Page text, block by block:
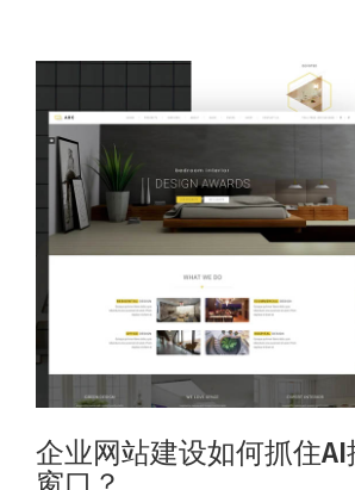
企业网站建设如何抓住